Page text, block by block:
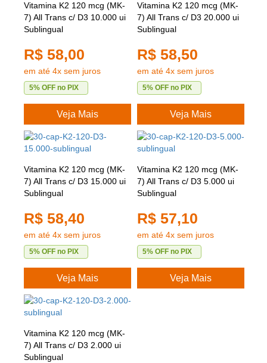
Vitamina K2 120 mcg (MK-
7) All Trans c/ D3 10.000 ui
Sublingual
R$ 58,00
em até 4x sem juros
5% OFF no PIX
Veja Mais
Vitamina K2 120 mcg (MK-
7) All Trans c/ D3 20.000 ui
Sublingual
R$ 58,50
em até 4x sem juros
5% OFF no PIX
Veja Mais
Vitamina K2 120 mcg (MK-
7) All Trans c/ D3 15.000 ui
Sublingual
R$ 58,40
em até 4x sem juros
5% OFF no PIX
Veja Mais
Vitamina K2 120 mcg (MK-
7) All Trans c/ D3 5.000 ui
Sublingual
R$ 57,10
em até 4x sem juros
5% OFF no PIX
Veja Mais
Vitamina K2 120 mcg (MK-
7) All Trans c/ D3 2.000 ui
Sublingual